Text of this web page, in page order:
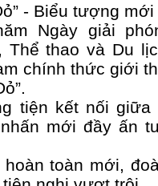
- Biểu tượng
Ngày giải
Thể thao và Du
chính thức giới
tiện kết nối
mới đầy ấn
toàn mới,